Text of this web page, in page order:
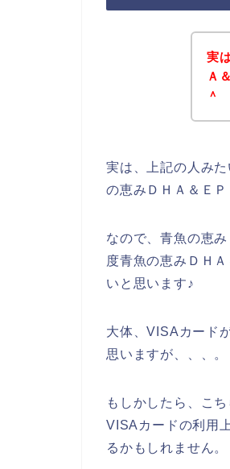
実
Ａ
＾
実は、上記の人み
の恵みＤＨＡ＆Ｅ
なので、青魚の恵
度青魚の恵みＤＨ
いと思います♪
大体、VISAカード
思いますが、、、。
もしかしたら、こ
VISAカードの利用
るかもしれません。